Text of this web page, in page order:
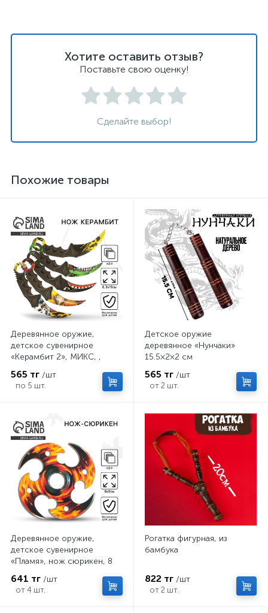
Хотите оставить отзыв?
Поставьте свою оценку!
Сделайте выбор!
Похожие товары
Деревянное оружие,
детское сувенирное
«Керамбит 2», МИКС, ,
565 тг /шт
по 5 шт.
Детское оружие
деревянное «Нунчаки»
15.5×2×2 см
565 тг /шт
от 2 шт.
Деревянное оружие,
детское сувенирное
«Пламя», нож сюрикен, 8
641 тг /шт
от 4 шт.
Рогатка фигурная, из
бамбука
822 тг /шт
от 2 шт.